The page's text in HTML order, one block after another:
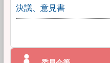
決議、意見書